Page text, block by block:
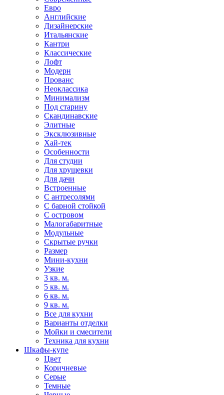
Евро
Английские
Дизайнерские
Итальянские
Кантри
Классические
Лофт
Модерн
Прованс
Неоклассика
Минимализм
Под старину
Скандинавские
Элитные
Эксклюзивные
Хай-тек
Особенности
Для студии
Для хрущевки
Для дачи
Встроенные
С антресолями
С барной стойкой
С островом
Малогабаритные
Модульные
Скрытые ручки
Размер
Мини-кухни
Узкие
3 кв. м.
5 кв. м.
6 кв. м.
9 кв. м.
Все для кухни
Варианты отделки
Мойки и смесители
Техника для кухни
Шкафы-купе
Цвет
Коричневые
Серые
Темные